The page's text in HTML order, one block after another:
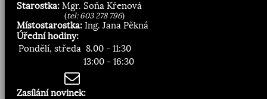
Starostka: Mgr. Soňa Křenová
(tel: 603 278 796)
Místostarostka: Ing. Jana Pěkná
Úřední hodiny:
Pondělí, středa 8.00 - 11:30
13:00 - 16:30
Zasílání novinek: